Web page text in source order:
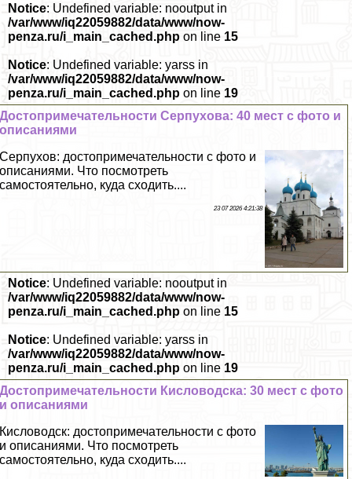
Notice: Undefined variable: nooutput in
/var/www/iq22059882/data/www/now-
penza.ru/i_main_cached.php on line 15
Notice: Undefined variable: yarss in
/var/www/iq22059882/data/www/now-
penza.ru/i_main_cached.php on line 19
Достопримечательности Серпухова: 40 мест с фото и
описаниями
Серпухов: достопримечательности с фото и
описаниями. Что посмотреть
самостоятельно, куда сходить....
23 07 2026 4:21:38
Notice: Undefined variable: nooutput in
/var/www/iq22059882/data/www/now-
penza.ru/i_main_cached.php on line 15
Notice: Undefined variable: yarss in
/var/www/iq22059882/data/www/now-
penza.ru/i_main_cached.php on line 19
Достопримечательности Кисловодска: 30 мест с фото
и описаниями
Кисловодск: достопримечательности с фото
и описаниями. Что посмотреть
самостоятельно, куда сходить....